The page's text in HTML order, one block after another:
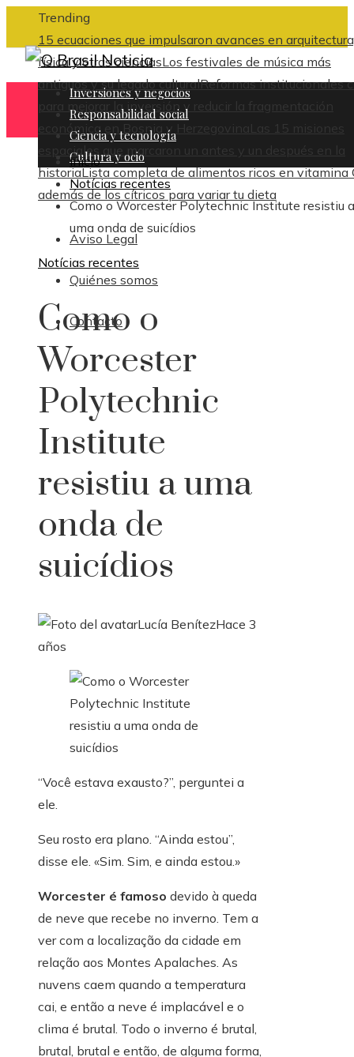
Trending
15 ecuaciones que impulsaron avances en
física y otras cienciasLos festivales de música más
antiguos y su legado culturalReformas institucionales
para mejorar la inversión y reducir la fragmentación
económica en Bosnia y Herzegovina
Las 15 misiones
espaciales que marcaron un antes y un después en la
historiaLista completa de alimentos ricos en vitamina
además de los cítricos para variar tu dieta
Aviso Legal
Quiénes somos
Contacto
Inversiones y negocios
Responsabilidad social
Ciencia y tecnología
Cultura y ocio
Inicio
Notícias recentes
Como o Worcester Polytechnic Institute resistiu a
uma onda de suicídios
Notícias recentes
Como o
Worcester
Polytechnic
Institute
resistiu a uma
onda de
suicídios
Lucía BenítezHace 3
años
“Você estava exausto?”, perguntei a
ele.
Seu rosto era plano. “Ainda estou”,
disse ele. «Sim. Sim, e ainda estou.»
Worcester é famoso devido à queda
de neve que recebe no inverno. Tem a
ver com a localização da cidade em
relação aos Montes Apalaches. As
nuvens caem quando a temperatura
cai, e então a neve é ​​implacável e o
clima é brutal. Todo o inverno é brutal,
brutal, brutal e então, de alguma forma,